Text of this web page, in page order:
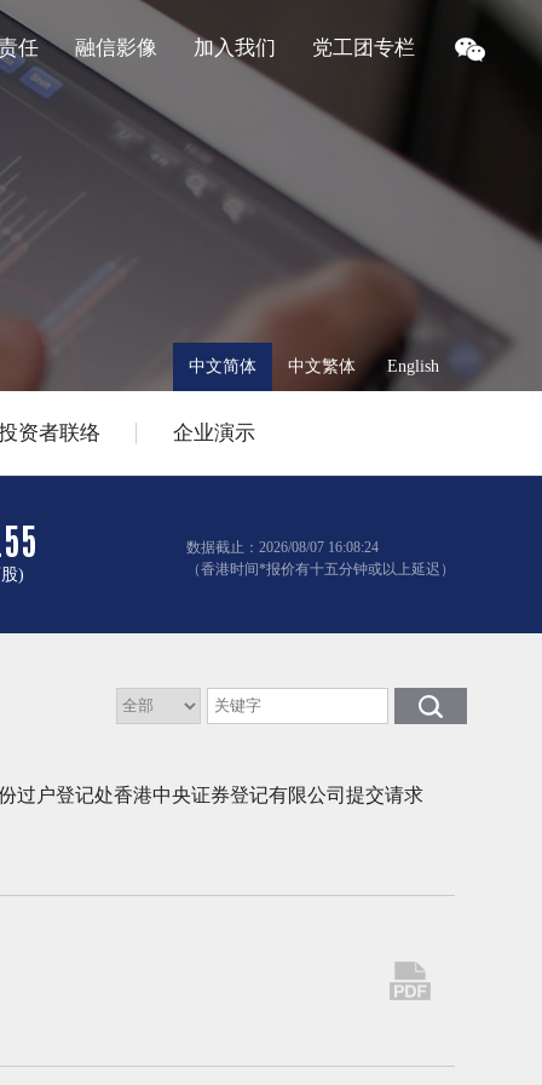
任 融信影像 加入我们 党工团专栏
中文简体 中文繁体 English
资者联络 企业演示
)
数据截止： 2026/08/07 16:08:24
（香港时间*报价有十五分钟或以上延迟）
过户登记处香港中央证券登记有限公司提交请求